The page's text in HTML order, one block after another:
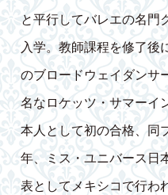
と平行してバレエの名門
入学。教師課程を修了後
のブロードウェイダンサ
名なロケッツ・サマーイ
本人として初の合格、同
年、ミス・ユニバース日
表としてメキシコで行わ